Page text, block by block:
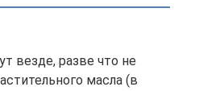
везде, разве что не
масла (в